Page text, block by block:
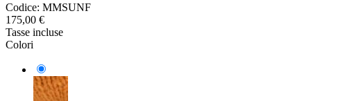
Codice: MMSUNF
175,00 €
Tasse incluse
Colori